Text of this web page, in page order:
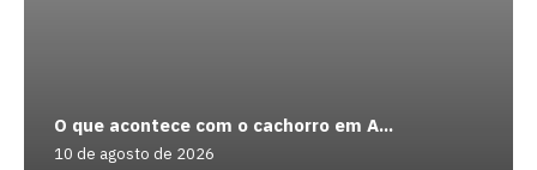
O que acontece com o cachorro em A...
10 de agosto de 2026